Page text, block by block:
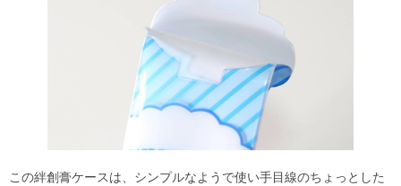
この絆創膏ケースは、シンプルなようで使い手目線のちょっとした